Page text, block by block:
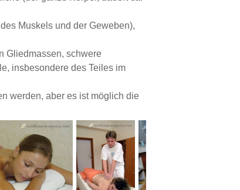
Muskels und der Geweben),
Gliedmassen, schwere
insbesondere des Teiles im
werden, aber es ist möglich die